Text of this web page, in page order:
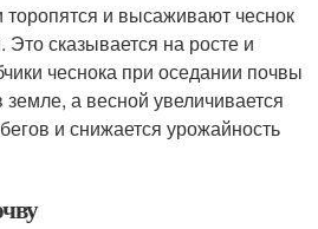
и высаживают чеснок
Это сказывается на росте и
чеснока при оседании почвы
а весной увеличивается
и снижается урожайность